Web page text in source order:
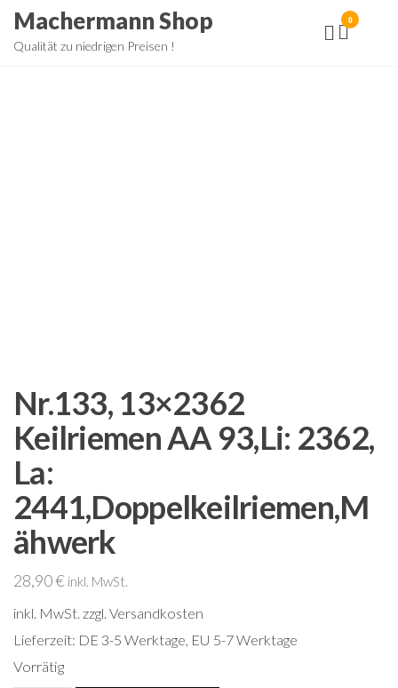
ZumMachermann Shop
Qualität zu niedrigen Preisen !
0
Nr.133, 13×2362
Keilriemen AA 93,Li: 2362,
La:
2441,Doppelkeilriemen,M
ähwerk
28,90€ inkl. MwSt.
inkl. MwSt. zzgl. Versandkosten
Lieferzeit: DE 3-5 Werktage, EU 5-7 Werktage
Vorrätig